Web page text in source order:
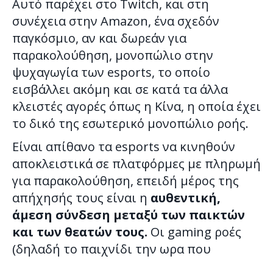
Αυτό παρέχει στο Twitch, και στη
συνέχεια στην Amazon, ένα σχεδόν
παγκόσμιο, αν και δωρεάν για
παρακολούθηση, μονοπώλιο στην
ψυχαγωγία των esports, το οποίο
εισβάλλει ακόμη και σε κατά τα άλλα
κλειστές αγορές όπως η Κίνα, η οποία έχει
το δικό της εσωτερικό μονοπώλιο ροής.
Είναι απίθανο τα esports να κινηθούν
αποκλειστικά σε πλατφόρμες με πληρωμή
για παρακολούθηση, επειδή μέρος της
απήχησής τους είναι η αυθεντική,
άμεση σύνδεση μεταξύ των παικτών
και των θεατών τους. Οι gaming ροές
(δηλαδή το παιχνίδι την ωρα που